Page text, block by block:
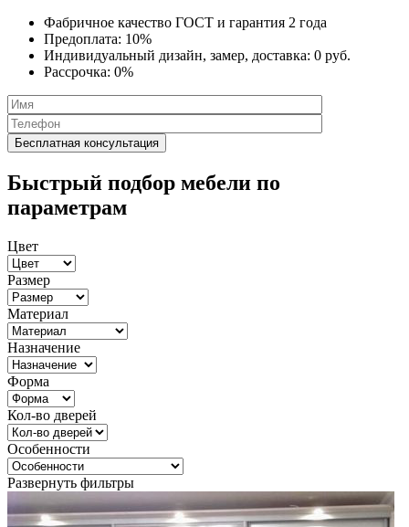
Фабричное качество ГОСТ и гарантия 2 года
Предоплата: 10%
Индивидуальный дизайн, замер, доставка: 0 руб.
Рассрочка: 0%
Быстрый подбор мебели по
параметрам
Цвет
Размер
Материал
Назначение
Форма
Кол-во дверей
Особенности
Развернуть фильтры